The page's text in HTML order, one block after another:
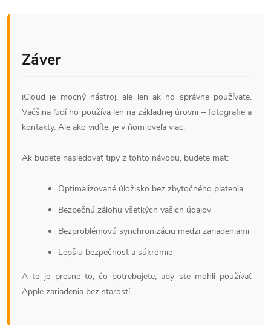
Záver
iCloud je mocný nástroj, ale len ak ho správne používate.
Väčšina ľudí ho používa len na základnej úrovni – fotografie a
kontakty. Ale ako vidíte, je v ňom oveľa viac.
Ak budete nasledovať tipy z tohto návodu, budete mať:
Optimalizované úložisko bez zbytočného platenia
Bezpečnú zálohu všetkých vašich údajov
Bezproblémovú synchronizáciu medzi zariadeniami
Lepšiu bezpečnosť a súkromie
A to je presne to, čo potrebujete, aby ste mohli používať
Apple zariadenia bez starostí.